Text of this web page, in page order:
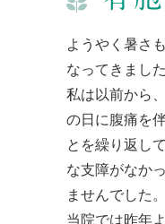
ようやく暑さ
なってきました
私は以前から
の日に腹痛を
とを繰り返し
な支障がなか
ませんでした。
当院では昨年